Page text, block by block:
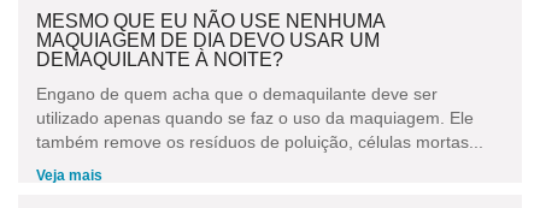
MESMO QUE EU NÃO USE NENHUMA
MAQUIAGEM DE DIA DEVO USAR UM
DEMAQUILANTE À NOITE?
Engano de quem acha que o demaquilante deve ser
utilizado apenas quando se faz o uso da maquiagem. Ele
também remove os resíduos de poluição, células mortas...
Veja mais